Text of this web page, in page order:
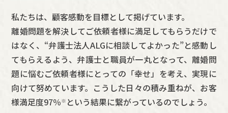
私たちは、顧客感動を目標として掲げています。
離婚問題を解決してご依頼者様に満足してもらうだけで
はなく、“弁護士法人ALGに相談してよかった”と感動し
てもらえるよう、弁護士と職員が一丸となって、離婚問
題に悩むご依頼者様にとっての「幸せ」を考え、実現に
向けて努めています。こうした日々の積み重ねが、お客
様満足度97％※ という結果に繋がっているのでしょう。